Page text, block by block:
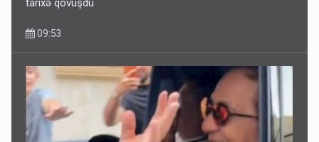
tarixə qovuşdu
09:53